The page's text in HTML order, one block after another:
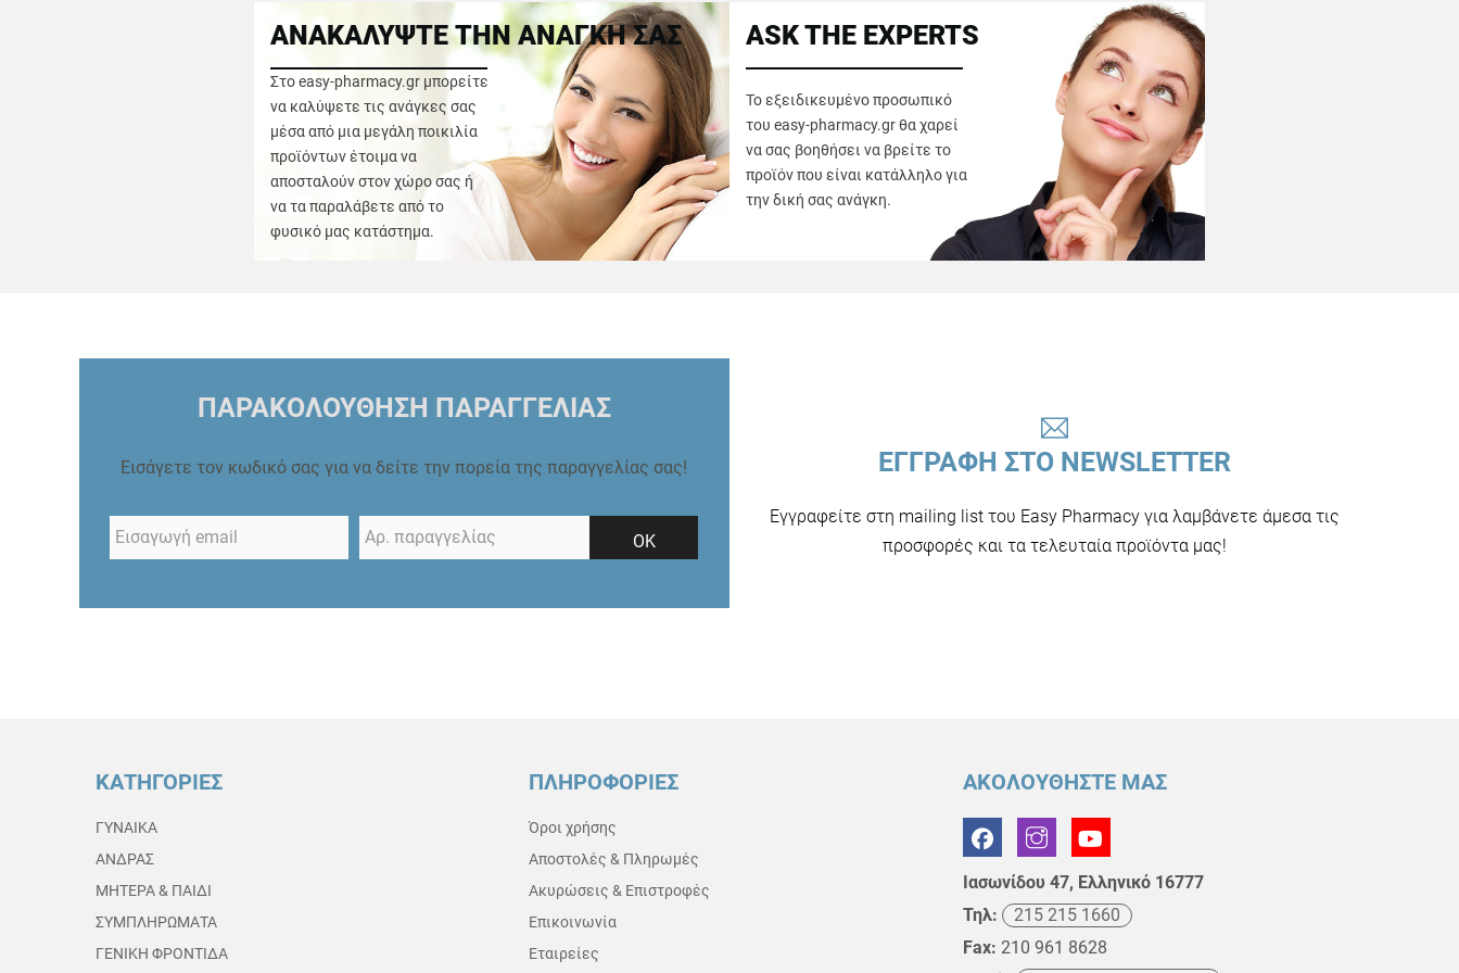
ΑΝΑΚΑΛΥΨΤΕ ΤΗΝ ΑΝΑΓΚΗ ΣΑΣ
Στο easy-pharmacy.gr μπορείτε
να καλύψετε τις ανάγκες σας
μέσα από μια μεγάλη ποικιλία
προϊόντων έτοιμα να
αποσταλούν στον χώρο σας ή
να τα παραλάβετε από το
φυσικό μας κατάστημα.
ASK THE EXPERTS
Το εξειδικευμένο προσωπικό
του easy-pharmacy.gr θα χαρεί
να σας βοηθήσει να βρείτε το
προϊόν που είναι κατάλληλο για
την δική σας ανάγκη.
ΠΑΡΑΚΟΛΟΥΘΗΣΗ ΠΑΡΑΓΓΕΛΙΑΣ
Εισάγετε τον κωδικό σας για να δείτε την πορεία της παραγγελίας σας!
ΟΚ
ΕΓΓΡΑΦΗ ΣΤΟ NEWSLETTER
Εγγραφείτε στη mailing list του Easy Pharmacy για λαμβάνετε άμεσα τις
προσφορές και τα τελευταία προϊόντα μας!
ΚΑΤΗΓΟΡΙΕΣ
ΓΥΝΑΙΚΑ
ΑΝΔΡΑΣ
ΜΗΤΕΡΑ & ΠΑΙΔΙ
ΣΥΜΠΛΗΡΩΜΑΤΑ
ΓΕΝΙΚΗ ΦΡΟΝΤΙΔΑ
ΠΛΗΡΟΦΟΡΙΕΣ
Όροι χρήσης
Αποστολές & Πληρωμές
Ακυρώσεις & Επιστροφές
Επικοινωνία
Εταιρείες
ΑΚΟΛΟΥΘΗΣΤΕ ΜΑΣ
Ιασωνίδου 47, Ελληνικό 16777
Τηλ:
215 215 1660
Fax: 210 961 8628